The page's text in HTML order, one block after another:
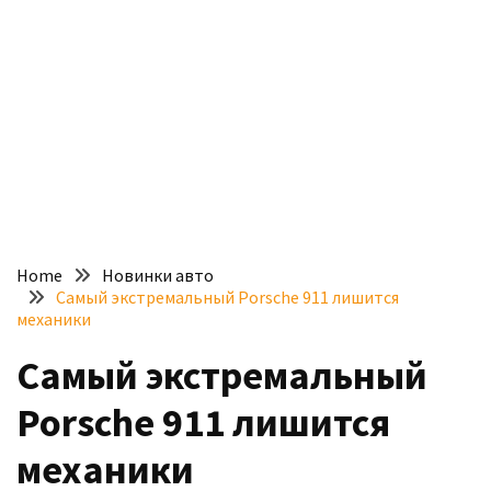
шукати
“як
злити
бензин”
Scania
Home
Новинки авто
Самый экстремальный Porsche 911 лишится
механики
Самый экстремальный
Porsche 911 лишится
механики